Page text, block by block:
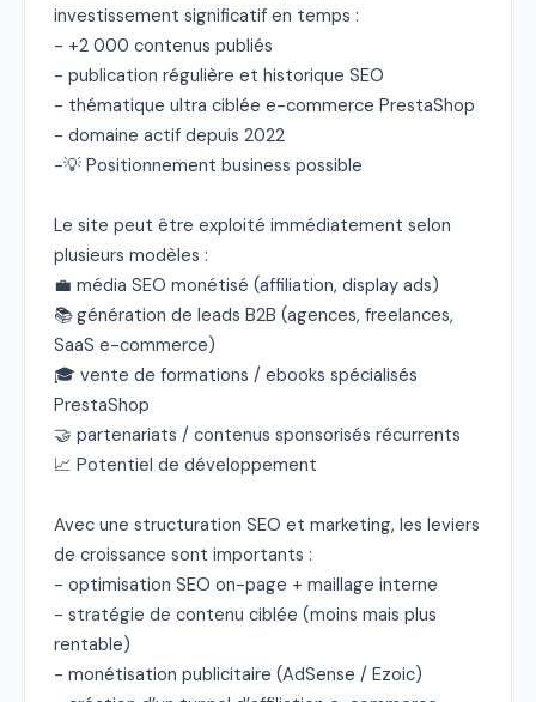
investissement significatif en temps :
- +2 000 contenus publiés
- publication régulière et historique SEO
- thématique ultra ciblée e-commerce PrestaShop
- domaine actif depuis 2022
-💡 Positionnement business possible
Le site peut être exploité immédiatement selon
plusieurs modèles :
💼 média SEO monétisé (affiliation, display ads)
📚 génération de leads B2B (agences, freelances,
SaaS e-commerce)
🎓 vente de formations / ebooks spécialisés
PrestaShop
🤝 partenariats / contenus sponsorisés récurrents
📈 Potentiel de développement
Avec une structuration SEO et marketing, les leviers
de croissance sont importants :
- optimisation SEO on-page + maillage interne
- stratégie de contenu ciblée (moins mais plus
rentable)
- monétisation publicitaire (AdSense / Ezoic)